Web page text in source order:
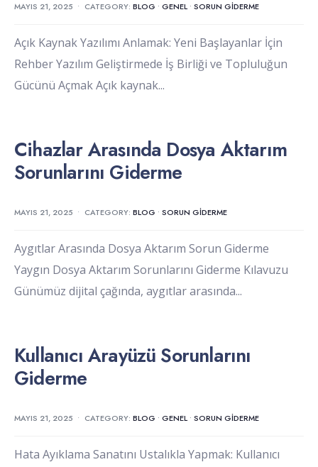
MAYIS 21, 2025 • CATEGORY: BLOG • GENEL • SORUN GIDERME
Açık Kaynak Yazılımı Anlamak: Yeni Başlayanlar İçin
Rehber Yazılım Geliştirmede İş Birliği ve Topluluğun
Gücünü Açmak Açık kaynak...
Cihazlar Arasında Dosya Aktarım
Sorunlarını Giderme
MAYIS 21, 2025 • CATEGORY: BLOG • SORUN GIDERME
Aygıtlar Arasında Dosya Aktarım Sorun Giderme
Yaygın Dosya Aktarım Sorunlarını Giderme Kılavuzu
Günümüz dijital çağında, aygıtlar arasında...
Kullanıcı Arayüzü Sorunlarını
Giderme
MAYIS 21, 2025 • CATEGORY: BLOG • GENEL • SORUN GIDERME
Hata Ayıklama Sanatını Ustalıkla Yapmak: Kullanıcı